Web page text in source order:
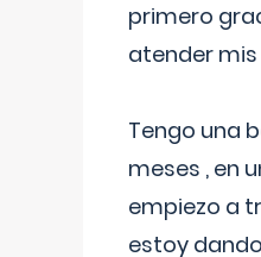
primero
atender
Tengo una
meses , en
empiezo a
estoy